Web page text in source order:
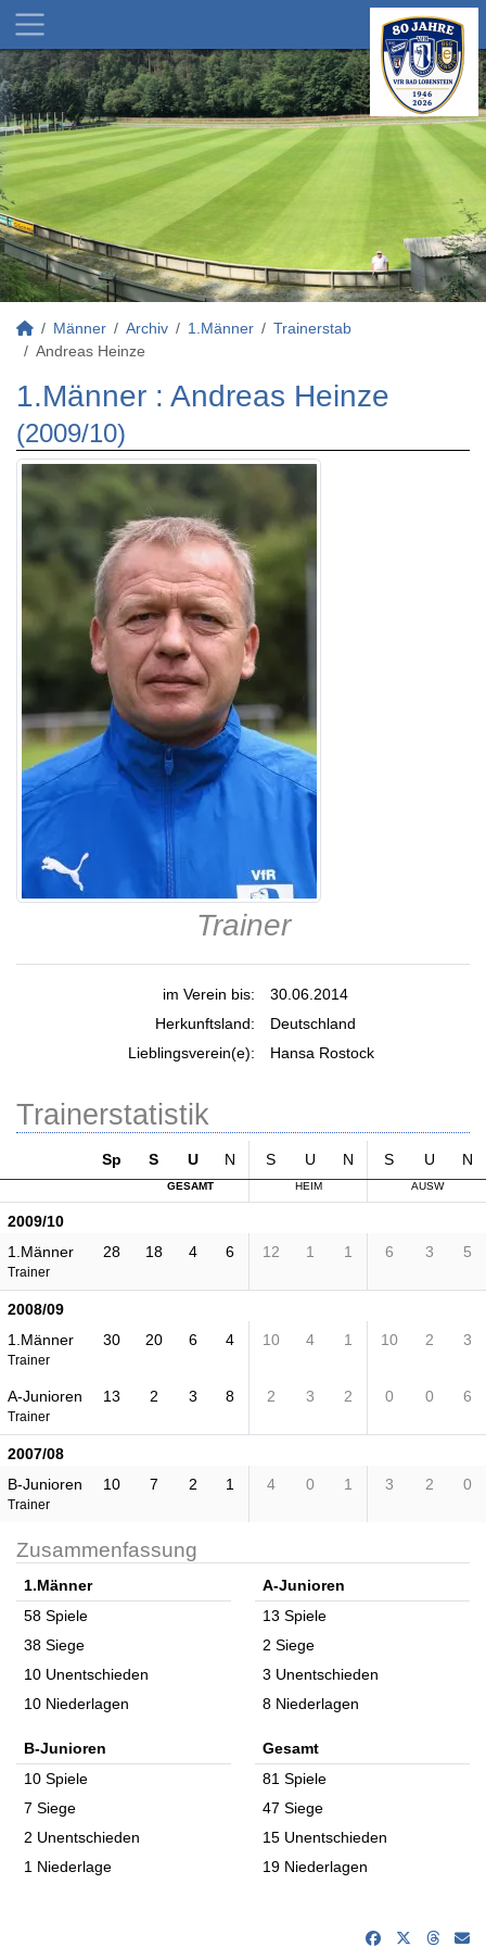
Männer Archiv 1.Männer
Trainerstab
Andreas Heinze
1.Männer : Andreas Heinze
(2009/10)
Trainer
im Verein bis:
30.06.2014
Herkunftsland:
Deutschland
Lieblingsverein(e):
Hansa Rostock
Trainerstatistik
Sp S U N S U N S U N
GESAMT HEIM AUSW
2009/10
1.Männer
Trainer
28 18 4 6 12 1 1 6 3 5
2008/09
1.Männer
Trainer
30 20 6 4 10 4 1 10 2 3
A-Junioren
Trainer
13 2 3 8 2 3 2 0 0 6
2007/08
B-Junioren
Trainer
10 7 2 1 4 0 1 3 2 0
Zusammenfassung
1.Männer
58 Spiele
38 Siege
10 Unentschieden
10 Niederlagen
A-Junioren
13 Spiele
2 Siege
3 Unentschieden
8 Niederlagen
B-Junioren
10 Spiele
7 Siege
2 Unentschieden
1 Niederlage
Gesamt
81 Spiele
47 Siege
15 Unentschieden
19 Niederlagen